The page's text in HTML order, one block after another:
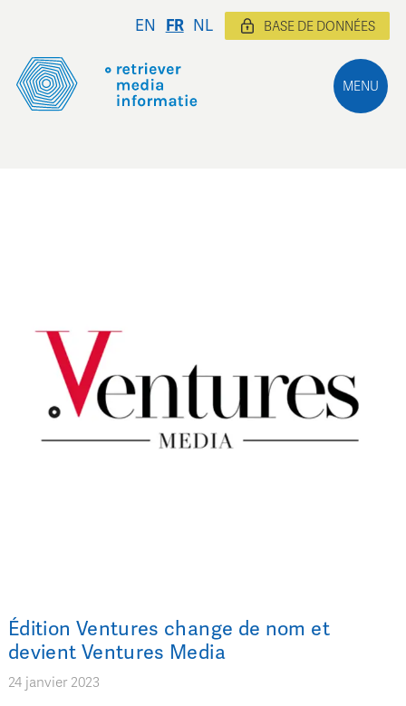
MENU
EN FR NL BASE DE DONNÉES
Édition Ventures change de nom et
devient Ventures Media
24 janvier 2023